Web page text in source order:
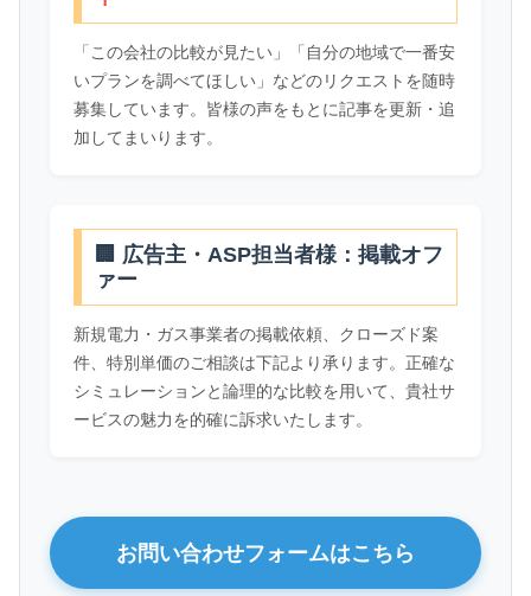
「この会社の比較が見たい」「自分の地域で一番安
いプランを調べてほしい」などのリクエストを随時
募集しています。皆様の声をもとに記事を更新・追
加してまいります。
🏢 広告主・ASP担当者様：掲載オフ
ァー
新規電力・ガス事業者の掲載依頼、クローズド案
件、特別単価のご相談は下記より承ります。正確な
シミュレーションと論理的な比較を用いて、貴社サ
ービスの魅力を的確に訴求いたします。
お問い合わせフォームはこちら